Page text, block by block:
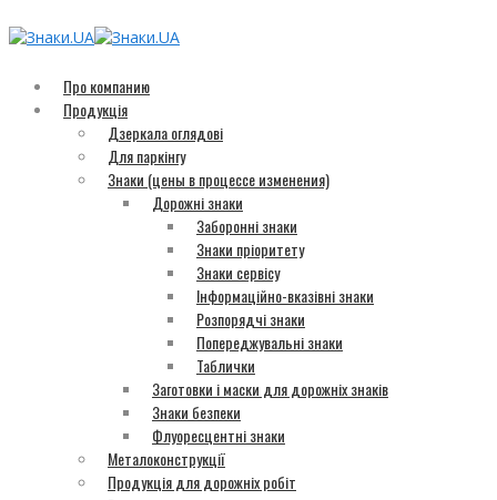
Про компанию
Продукція
Дзеркала оглядові
Для паркінгу
Знаки (цены в процессе изменения)
Дорожні знаки
Заборонні знаки
Знаки пріоритету
Знаки сервісу
Інформаційно-вказівні знаки
Розпорядчі знаки
Попереджувальні знаки
Таблички
Заготовки і маски для дорожніх знаків
Знаки безпеки
Флуоресцентні знаки
Металоконструкції
Продукція для дорожніх робіт